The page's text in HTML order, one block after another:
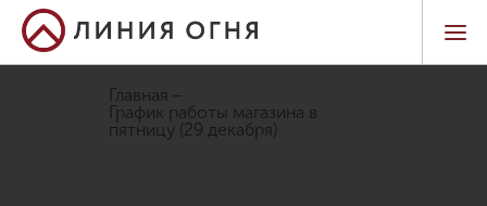
Главная
график работы магазина в
пятницу (29 декабря)